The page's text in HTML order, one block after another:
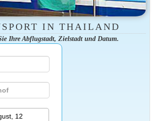
IN THAILAND
Ihre Abflugstadt, Zielstadt und Datum.
12